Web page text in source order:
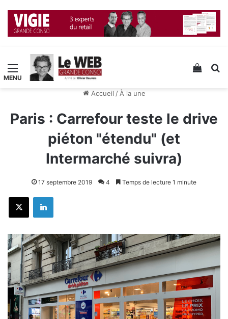
Menu Voir
Accueil / À la une
Paris : Carrefour teste le drive
piéton "étendu" (et
Intermarché suivra)
17 septembre 2019 4 Temps de lecture 1 minute
X Linkedin